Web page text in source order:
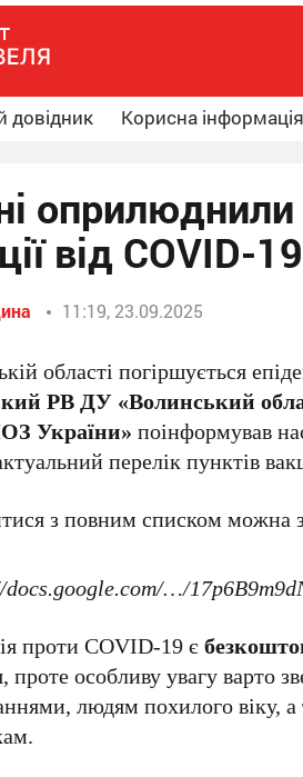
довідник Корисна інформація
оприлюднили
від COVID-19
11:19, 23.09.2025
області погіршується
РВ ДУ «Волинський
України» поінформував
перелік пунктів
з повним списком можна
…/
проти COVID-19 є
проте особливу увагу варто
людям похилого віку,